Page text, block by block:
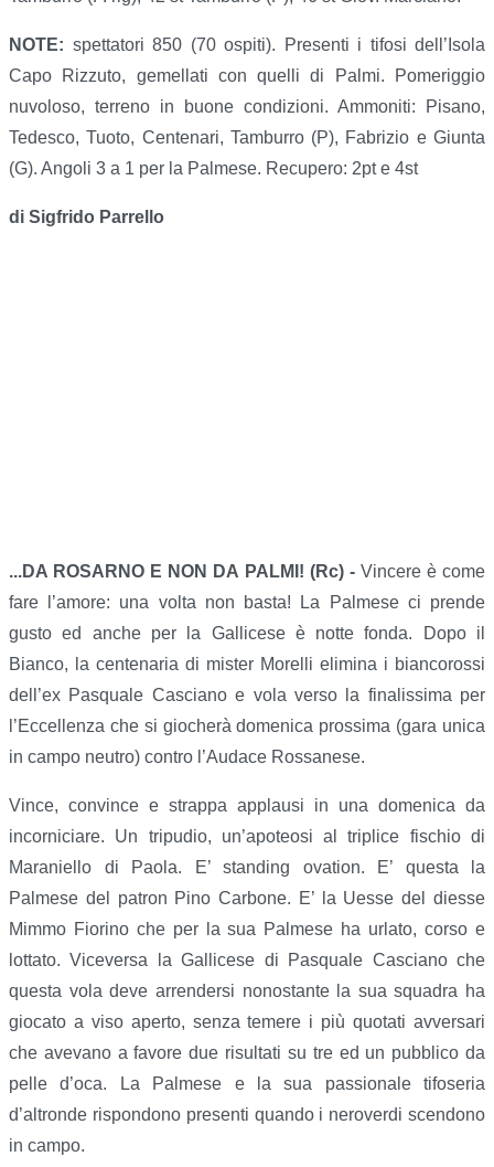
NOTE: spettatori 850 (70 ospiti). Presenti i tifosi dell’Isola
Capo Rizzuto, gemellati con quelli di Palmi. Pomeriggio
nuvoloso, terreno in buone condizioni. Ammoniti: Pisano,
Tedesco, Tuoto, Centenari, Tamburro (P), Fabrizio e Giunta
(G). Angoli 3 a 1 per la Palmese. Recupero: 2pt e 4st
di Sigfrido Parrello
...DA ROSARNO E NON DA PALMI! (Rc) - Vincere è come
fare l’amore: una volta non basta! La Palmese ci prende
gusto ed anche per la Gallicese è notte fonda. Dopo il
Bianco, la centenaria di mister Morelli elimina i biancorossi
dell’ex Pasquale Casciano e vola verso la finalissima per
l’Eccellenza che si giocherà domenica prossima (gara unica
in campo neutro) contro l’Audace Rossanese.
Vince, convince e strappa applausi in una domenica da
incorniciare. Un tripudio, un’apoteosi al triplice fischio di
Maraniello di Paola. E’ standing ovation. E’ questa la
Palmese del patron Pino Carbone. E’ la Uesse del diesse
Mimmo Fiorino che per la sua Palmese ha urlato, corso e
lottato. Viceversa la Gallicese di Pasquale Casciano che
questa vola deve arrendersi nonostante la sua squadra ha
giocato a viso aperto, senza temere i più quotati avversari
che avevano a favore due risultati su tre ed un pubblico da
pelle d’oca. La Palmese e la sua passionale tifoseria
d’altronde rispondono presenti quando i neroverdi scendono
in campo.